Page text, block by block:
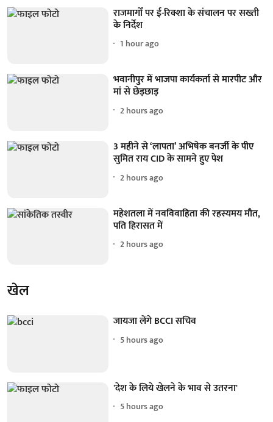
राजमार्गों पर ई-रिक्शा के संचालन पर सख्ती
के निर्देश
1 hour ago
भवानीपुर में भाजपा कार्यकर्ता से मारपीट और
मां से छेड़छाड़
2 hours ago
3 महीने से ‘लापता’ अभिषेक बनर्जी के पीए
सुमित राय CID के सामने हुए पेश
2 hours ago
महेशतला में नवविवाहिता की रहस्यमय मौत,
पति हिरासत में
2 hours ago
खेल
जायजा लेंगे BCCI सचिव
5 hours ago
'देश के लिये खेलने के भाव से उतरना'
5 hours ago